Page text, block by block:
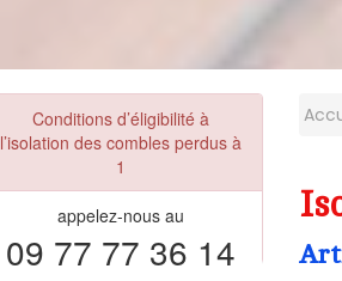
Conditions d’éligibilité à
l’isolation des combles perdus à
1
appelez-nous au
09 77 77 36 14